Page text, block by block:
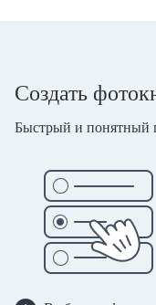
Создать
Быстрый и понятный